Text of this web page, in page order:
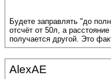
Будете заправлять "до
отсчёт от 50л, а
получается другой. Это
AlexAE